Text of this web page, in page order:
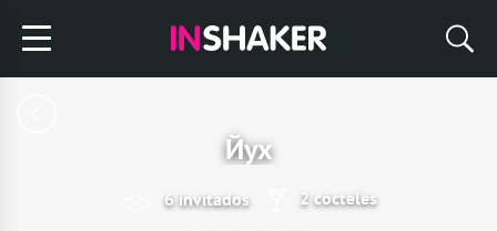
Йух
6 invitados 2 cócteles